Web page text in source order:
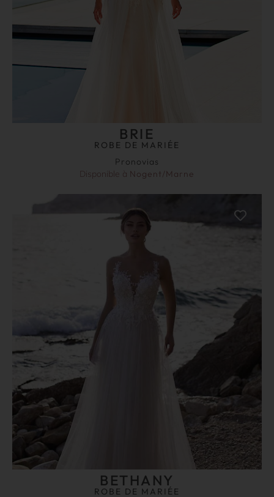
BRIE
ROBE DE MARIÉE
Pronovias
Disponible à Nogent/Marne
BETHANY
ROBE DE MARIÉE